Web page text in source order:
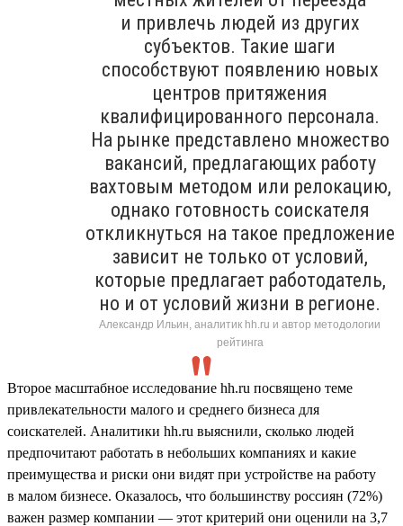
и привлечь людей из других
субъектов. Такие шаги
способствуют появлению новых
центров притяжения
квалифицированного персонала.
На рынке представлено множество
вакансий, предлагающих работу
вахтовым методом или релокацию,
однако готовность соискателя
откликнуться на такое предложение
зависит не только от условий,
которые предлагает работодатель,
но и от условий жизни в регионе.
Александр Ильин, аналитик hh.ru и автор методологии
рейтинга
Второе масштабное исследование hh.ru посвящено теме
привлекательности малого и среднего бизнеса для
соискателей. Аналитики hh.ru выяснили, сколько людей
предпочитают работать в небольших компаниях и какие
преимущества и риски они видят при устройстве на работу
в малом бизнесе. Оказалось, что большинству россиян (72%)
важен размер компании — этот критерий они оценили на 3,7